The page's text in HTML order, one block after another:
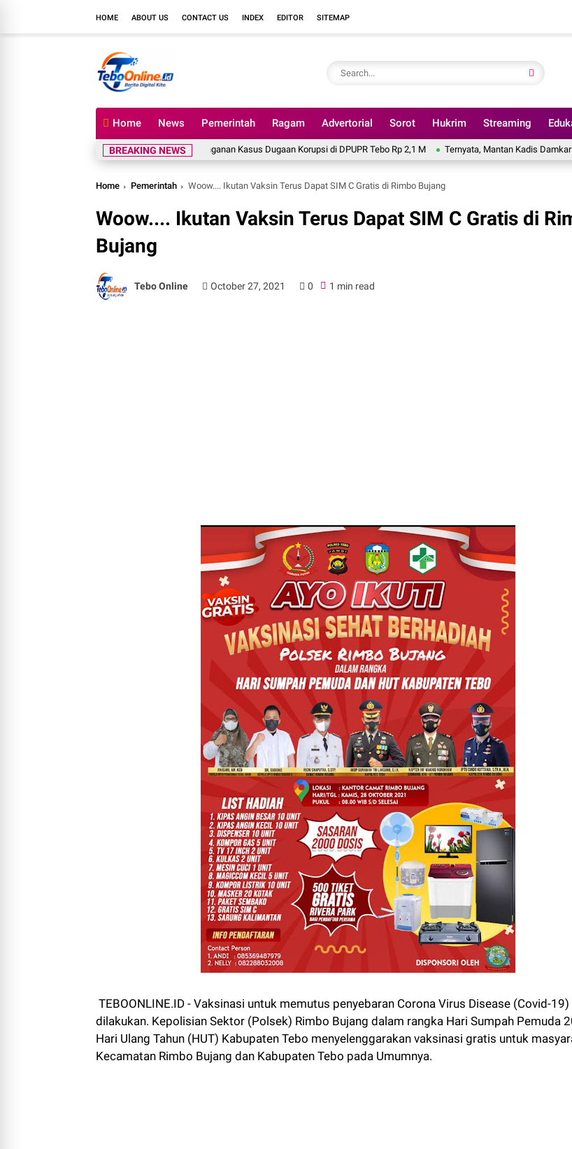
HOME ABOUT US CONTACT US INDEX EDITOR SITEMAP
Home News Pemerintah Ragam Advertorial Sorot Hukrim Streaming
BREAKING NEWS
Surat SMSI Tebo Terkait SP3 Penanganan Kasus Dugaan Korupsi di DPUPR Tebo Rp 2,1 M Ternyata, Mantan Kadis Damkar Tebo Belum
Home Pemerintah Woow.... Ikutan Vaksin Terus Dapat SIM C Gratis di Rimbo Bujang
Woow.... Ikutan Vaksin Terus Dapat SIM C Gratis di
Bujang
Tebo Online October 27, 2021 0 1 min read
TEBOONLINE.ID - Vaksinasi untuk memutus penyebaran Corona Virus Disease (Covid-
dilakukan. Kepolisian Sektor (Polsek) Rimbo Bujang dalam rangka Hari Sumpah Pemuda
Hari Ulang Tahun (HUT) Kabupaten Tebo menyelenggarakan vaksinasi gratis untuk
Kecamatan Rimbo Bujang dan Kabupaten Tebo pada Umumnya.